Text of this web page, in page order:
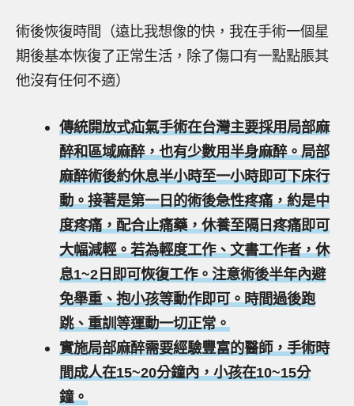
術後恢復時間（遠比我想像的快，我在手術一個星
期後基本恢復了正常生活，除了傷口有一點點脹其
他沒有任何不適）
傳統開放式疝氣手術在台灣主要採用局部麻
醉和區域麻醉，也有少數用半身麻醉。局部
麻醉術後約休息半小時至一小時即可下床行
動。接著是第一日的術後急性疼痛，約是中
度疼痛，配合止痛藥，休養至隔日疼痛即可
大幅減輕。若為輕度工作、文書工作者，休
息1~2日即可恢復工作。注意術後半年內避
免舉重、抱小孩等動作即可。時間過後跑
跳、重訓等運動一切正常。
實施局部麻醉需要經驗豐富的醫師，手術時
間成人在15~20分鐘內，小孩在10~15分
鐘。